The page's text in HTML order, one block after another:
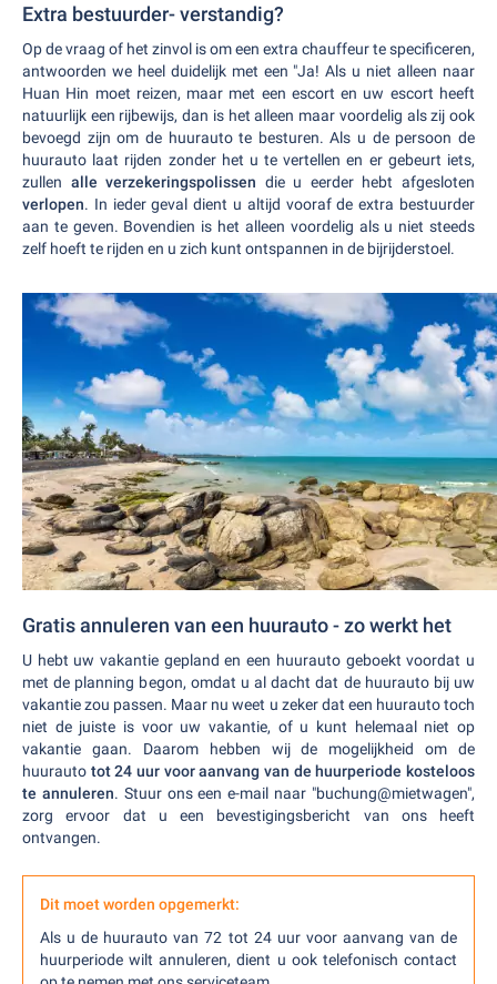
Extra bestuurder- verstandig?
Op de vraag of het zinvol is om een extra chauffeur te specificeren,
antwoorden we heel duidelijk met een "Ja! Als u niet alleen naar
Huan Hin moet reizen, maar met een escort en uw escort heeft
natuurlijk een rijbewijs, dan is het alleen maar voordelig als zij ook
bevoegd zijn om de huurauto te besturen. Als u de persoon de
huurauto laat rijden zonder het u te vertellen en er gebeurt iets,
zullen alle verzekeringspolissen die u eerder hebt afgesloten
verlopen. In ieder geval dient u altijd vooraf de extra bestuurder
aan te geven. Bovendien is het alleen voordelig als u niet steeds
zelf hoeft te rijden en u zich kunt ontspannen in de bijrijderstoel.
Gratis annuleren van een huurauto - zo werkt het
U hebt uw vakantie gepland en een huurauto geboekt voordat u
met de planning begon, omdat u al dacht dat de huurauto bij uw
vakantie zou passen. Maar nu weet u zeker dat een huurauto toch
niet de juiste is voor uw vakantie, of u kunt helemaal niet op
vakantie gaan. Daarom hebben wij de mogelijkheid om de
huurauto tot 24 uur voor aanvang van de huurperiode kosteloos
te annuleren. Stuur ons een e-mail naar "buchung@mietwagen",
zorg ervoor dat u een bevestigingsbericht van ons heeft
ontvangen.
Dit moet worden opgemerkt:
Als u de huurauto van 72 tot 24 uur voor aanvang van de
huurperiode wilt annuleren, dient u ook telefonisch contact